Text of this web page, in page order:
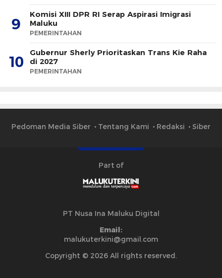
9
Komisi XIII DPR RI Serap Aspirasi Imigrasi
Maluku
PEMERINTAHAN
10
Gubernur Sherly Prioritaskan Trans Kie Raha
di 2027
PEMERINTAHAN
Pedoman Media Siber Tentang Kami Redaksi Siber
Part of
PT Nusa Ina Maluku Digital
Email:
malukuterkini@gmail.com
Copyright © 2026 All rights reserved.